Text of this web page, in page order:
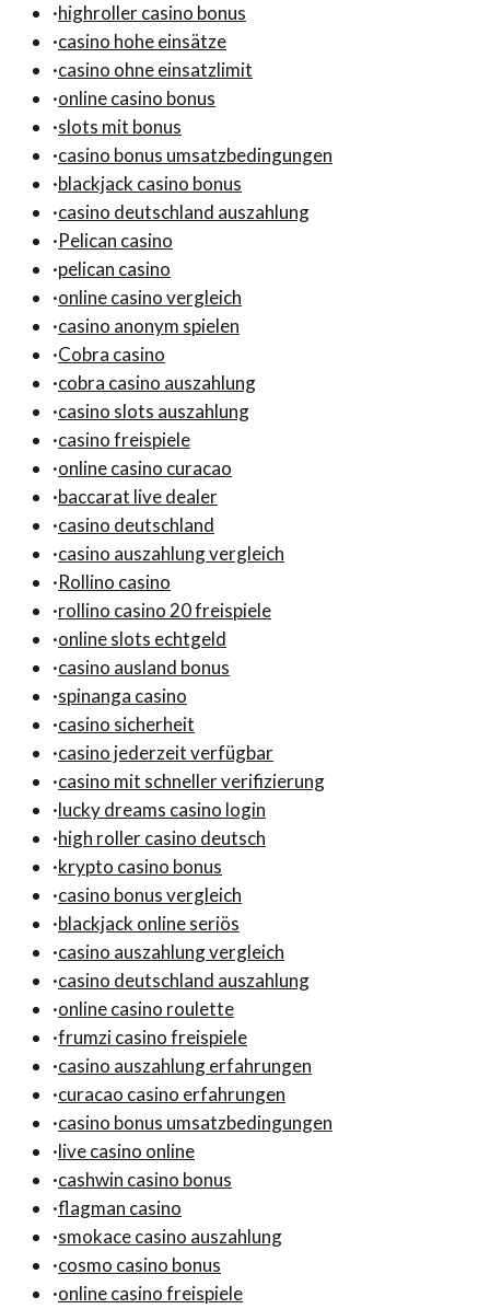
·highroller casino bonus
·casino hohe einsätze
·casino ohne einsatzlimit
·online casino bonus
·slots mit bonus
·casino bonus umsatzbedingungen
·blackjack casino bonus
·casino deutschland auszahlung
·Pelican casino
·pelican casino
·online casino vergleich
·casino anonym spielen
·Cobra casino
·cobra casino auszahlung
·casino slots auszahlung
·casino freispiele
·online casino curacao
·baccarat live dealer
·casino deutschland
·casino auszahlung vergleich
·Rollino casino
·rollino casino 20 freispiele
·online slots echtgeld
·casino ausland bonus
·spinanga casino
·casino sicherheit
·casino jederzeit verfügbar
·casino mit schneller verifizierung
·lucky dreams casino login
·high roller casino deutsch
·krypto casino bonus
·casino bonus vergleich
·blackjack online seriös
·casino auszahlung vergleich
·casino deutschland auszahlung
·online casino roulette
·frumzi casino freispiele
·casino auszahlung erfahrungen
·curacao casino erfahrungen
·casino bonus umsatzbedingungen
·live casino online
·cashwin casino bonus
·flagman casino
·smokace casino auszahlung
·cosmo casino bonus
·online casino freispiele